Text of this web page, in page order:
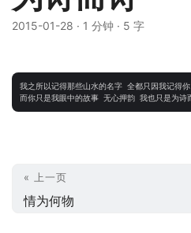
2015-01-28 · 1 分钟 · 5 字
我之所以记得那些山水的名字 全都只因我记得你
« 上一页
情为何物